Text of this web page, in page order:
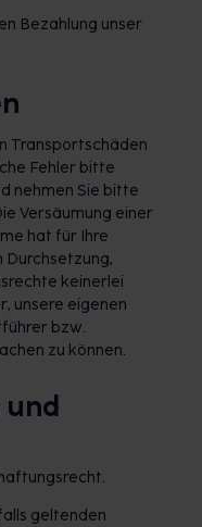
Bezahlung unser
Transportschäden
Fehler bitte
nehmen Sie bitte
Versäumung einer
hat für Ihre
Durchsetzung,
keinerlei
unsere eigenen
bzw.
zu können.
und
geltenden